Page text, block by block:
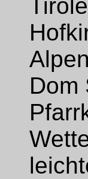
Dom